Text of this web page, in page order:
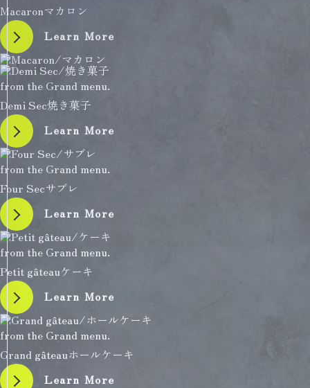
Macaronマカロン
Learn More
from the Grand menu.
Demi Sec焼き菓子
Learn More
from the Grand menu.
Four Secサブレ
Learn More
from the Grand menu.
Petit gâteauケーキ
Learn More
from the Grand menu.
Grand gâteauホールケーキ
Learn More